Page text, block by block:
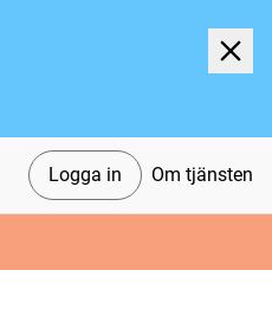
Logga in Om tjänsten